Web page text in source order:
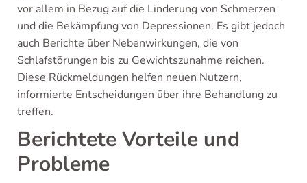
vor allem in Bezug auf die Linderung von Schmerzen
und die Bekämpfung von Depressionen. Es gibt jedoch
auch Berichte über Nebenwirkungen, die von
Schlafstörungen bis zu Gewichtszunahme reichen.
Diese Rückmeldungen helfen neuen Nutzern,
informierte Entscheidungen über ihre Behandlung zu
treffen.
Berichtete Vorteile und
Probleme